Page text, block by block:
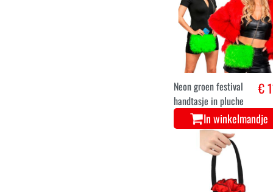
Neon groen festival
handtasje in pluche
€
In winkelmandje